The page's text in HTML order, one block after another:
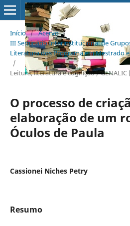
Início / Acervo /
III Seminário Interinstitucional de
Literatura dos Programa em Mestrado
/
Leitura, literatura e cognição / GENALIC
O processo de
elaboração de um
Óculos de Paula
Cassionei Niches Petry
Resumo